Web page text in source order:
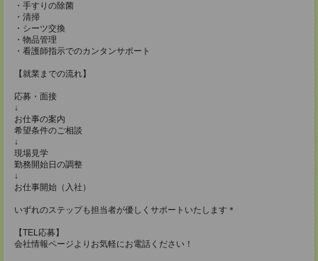
・手すりの除菌
・清掃
・シーツ交換
・物品管理
・看護師指示でのカンタンサポート
【就業までの流れ】
応募・面接
↓
お仕事の案内
希望条件のご相談
↓
現場見学
勤務開始日の調整
↓
お仕事開始（入社）
いずれのステップも担当者が優しくサポートいたします＊
【TEL応募】
会社情報ページよりお気軽にお電話ください！